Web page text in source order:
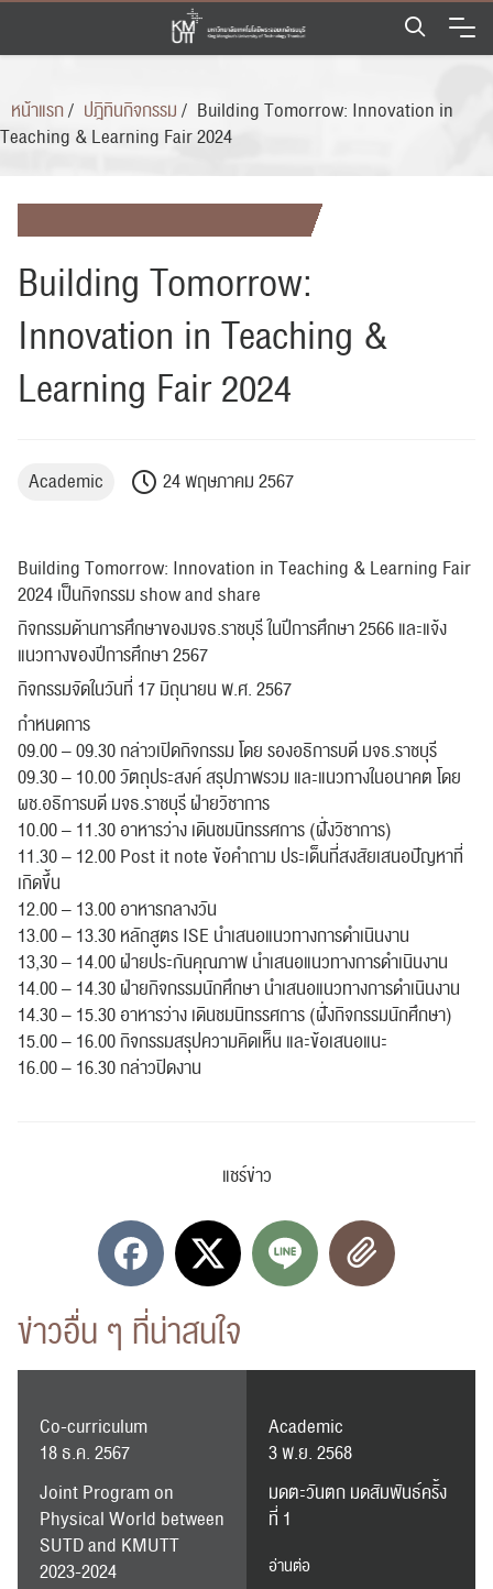
Skip
content
หน้าแรก/ ปฎิทินกิจกรรม/ Building Tomorrow: Innovation in
Teaching & Learning Fair 2024
Building Tomorrow:
Innovation in Teaching &
Learning Fair 2024
Academic 24 พฤษภาคม 2567
Building Tomorrow: Innovation in Teaching & Learning Fair
2024 เป็นกิจกรรม show and share
กิจกรรมด้านการศึกษาของมจธ.ราชบุรี ในปีการศึกษา 2566 และแจ้ง
แนวทางของปีการศึกษา 2567
กิจกรรมจัดในวันที่ 17 มิถุนายน พ.ศ. 2567
กำหนดการ
09.00 – 09.30 กล่าวเปิดกิจกรรม โดย รองอธิการบดี มจธ.ราชบุรี
09.30 – 10.00 วัตถุประสงค์ สรุปภาพรวม และแนวทางในอนาคต โดย
ผช.อธิการบดี มจธ.ราชบุรี ฝ่ายวิชาการ
10.00 – 11.30 อาหารว่าง เดินชมนิทรรศการ (ฝั่งวิชาการ)
11.30 – 12.00 Post it note ข้อคำถาม ประเด็นที่สงสัยเสนอปัญหาที่
เกิดขึ้น
12.00 – 13.00 อาหารกลางวัน
13.00 – 13.30 หลักสูตร ISE นำเสนอแนวทางการดำเนินงาน
13,30 – 14.00 ฝ่ายประกันคุณภาพ นำเสนอแนวทางการดำเนินงาน
14.00 – 14.30 ฝ่ายกิจกรรมนักศึกษา นำเสนอแนวทางการดำเนินงาน
14.30 – 15.30 อาหารว่าง เดินชมนิทรรศการ (ฝั่งกิจกรรมนักศึกษา)
15.00 – 16.00 กิจกรรมสรุปความคิดเห็น และข้อเสนอแนะ
16.00 – 16.30 กล่าวปิดงาน
แชร์ข่าว
ข่าวอื่น ๆ ที่น่าสนใจ
Co-curriculum
18 ธ.ค. 2567
Joint Program on
Physical World between
SUTD and KMUTT
2023-2024
Academic
3 พ.ย. 2568
มดตะวันตก มดสัมพันธ์ครั้ง
ที่ 1
อ่านต่อ